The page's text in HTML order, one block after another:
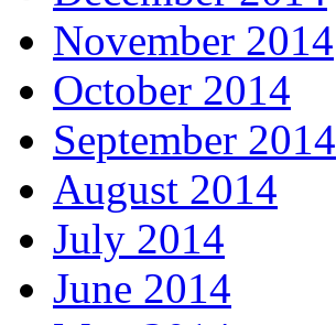
November 2014
October 2014
September 2014
August 2014
July 2014
June 2014